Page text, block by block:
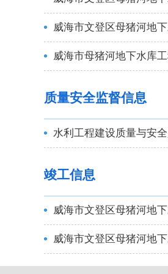
威海市文登区母猪河地
威海市母猪河地下水库
质量安全监督信息
水利工程建设质量与安
竣工信息
威海市文登区母猪河地
威海市文登区母猪河地